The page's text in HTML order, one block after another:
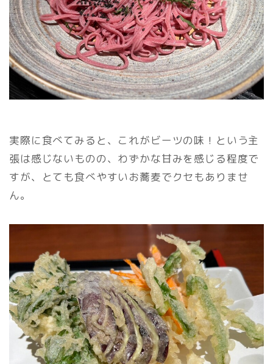
実際に食べてみると、これがビーツの味！という主
張は感じないものの、わずかな甘みを感じる程度で
すが、とても食べやすいお蕎麦でクセもありませ
ん。